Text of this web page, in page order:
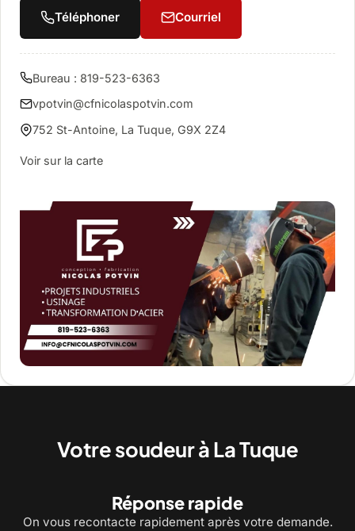
Téléphoner Courriel
Bureau : 819-523-6363
vpotvin@cfnicolaspotvin.com
752 St-Antoine, La Tuque, G9X 2Z4
Voir sur la carte
Votre soudeur à La Tuque
Réponse rapide
On vous recontacte rapidement après votre demande.